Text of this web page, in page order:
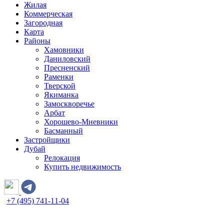
Жилая
Коммерческая
Загородная
Карта
Районы
Хамовники
Даниловский
Пресненский
Раменки
Тверской
Якиманка
Замоскворечье
Арбат
Хорошево-Мневники
Басманный
Застройщики
Дубай
Релокация
Купить недвижимость
+7 (495) 741-11-04